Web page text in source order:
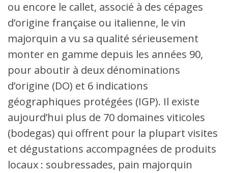
ou encore le callet, associé à des cépages
d’origine française ou italienne, le vin
majorquin a vu sa qualité sérieusement
monter en gamme depuis les années 90,
pour aboutir à deux dénominations
d’origine (DO) et 6 indications
géographiques protégées (IGP). Il existe
aujourd’hui plus de 70 domaines viticoles
(bodegas) qui offrent pour la plupart visites
et dégustations accompagnées de produits
locaux : soubressades, pain majorquin